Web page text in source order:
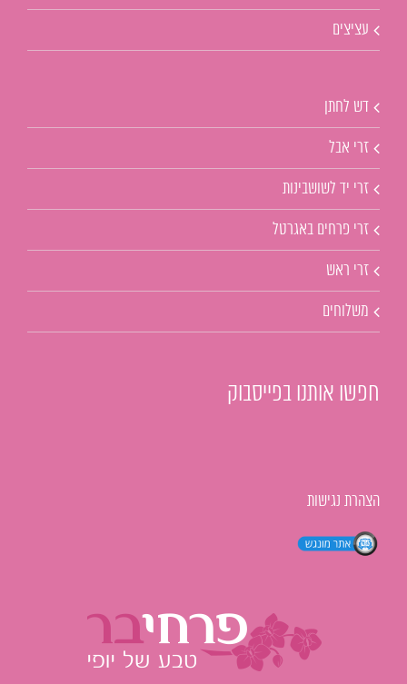
עציצים
דש לחתן
זרי אבל
זרי יד לשושבינות
זרי פרחים באגרטל
זרי ראש
משלוחים
חפשו אותנו בפייסבוק
הצהרת נגישות